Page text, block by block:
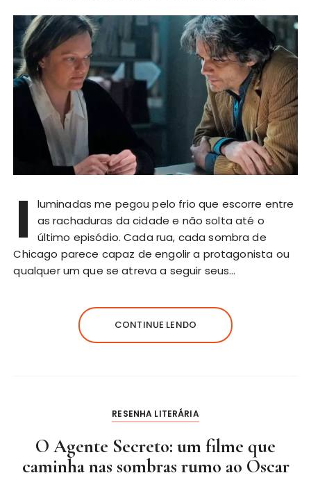
I
luminadas me pegou pelo frio que escorre entre
as rachaduras da cidade e não solta até o
último episódio. Cada rua, cada sombra de
Chicago parece capaz de engolir a protagonista ou
qualquer um que se atreva a seguir seus…
CONTINUE LENDO
RESENHA LITERÁRIA
O Agente Secreto: um filme que
caminha nas sombras rumo ao Oscar